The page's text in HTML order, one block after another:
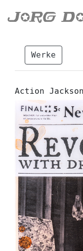
Werke
Action Jackson